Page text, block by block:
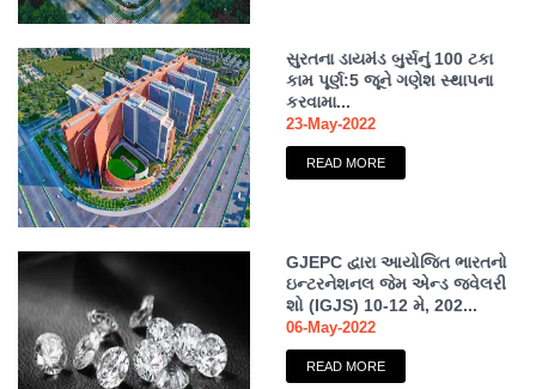
સુરતના ડાયમંડ બુર્સનું 100 ટકા
કામ પૂર્ણ:5 જૂને ગણેશ સ્થાપના
કરવામા...
23-May-2022
READ MORE
GJEPC દ્વારા આયોજિત ભારતનો
ઇન્ટરનેશનલ જેમ એન્ડ જ્વેલરી
શો (IGJS) 10-12 મે, 202...
06-May-2022
READ MORE